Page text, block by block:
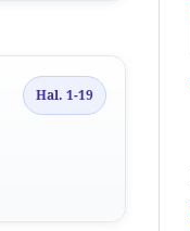
Hal. 1-19